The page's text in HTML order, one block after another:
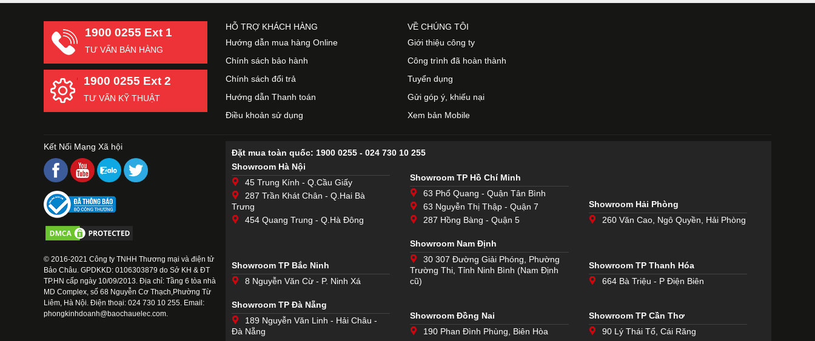
1900 0255 Ext 1
TƯ VẤN BÁN HÀNG
1900 0255 Ext 2
TƯ VẤN KỸ THUẬT
HỖ TRỢ KHÁCH HÀNG
Hướng dẫn mua hàng Online
Chính sách bảo hành
Chính sách đổi trả
Hướng dẫn Thanh toán
Điều khoản sử dụng
VỀ CHÚNG TÔI
Giới thiệu công ty
Công trình đã hoàn thành
Tuyển dụng
Gửi góp ý, khiếu nại
Xem bản Mobile
Kết Nối Mạng Xã hội
© 2016-2021 Công ty TNHH Thương mại và điện tử
Bảo Châu. GPDKKD: 0106303879 do Sở KH & ĐT
TP.HN cấp ngày 10/09/2013. Địa chỉ: Tầng 6 tòa nhà
MD Complex, số 68 Nguyễn Cơ Thạch,Phường Từ
Liêm, Hà Nội. Điện thoại: 024 730 10 255. Email:
phongkinhdoanh@baochauelec.com.
Đặt mua toàn quốc: 1900 0255 - 024 730 10 255
Showroom Hà Nội
45 Trung Kính - Q.Cầu Giấy
287 Trần Khát Chân - Q.Hai Bà
Trưng
454 Quang Trung - Q.Hà Đông
Showroom TP Hồ Chí Minh
63 Phổ Quang - Quận Tân Bình
63 Nguyễn Thị Thập - Quận 7
287 Hồng Bàng - Quận 5
Showroom Hải Phòng
260 Văn Cao, Ngô Quyền, Hải Phòng
Showroom TP Bắc Ninh
8 Nguyễn Văn Cừ - P. Ninh Xá
Showroom Nam Định
30 307 Đường Giải Phóng, Phường
Trường Thi, Tỉnh Ninh Bình (Nam Định
cũ)
Showroom TP Thanh Hóa
664 Bà Triệu - P Điện Biên
Showroom TP Đà Nẵng
189 Nguyễn Văn Linh - Hải Châu -
Đà Nẵng
Showroom Đồng Nai
190 Phan Đình Phùng, Biên Hòa
Showroom TP Cần Thơ
90 Lý Thái Tổ, Cái Răng